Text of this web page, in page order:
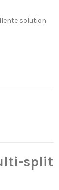
solution
split